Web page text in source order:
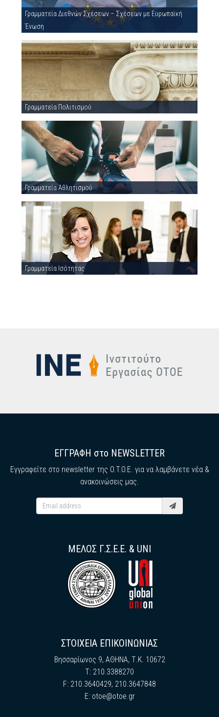
Γραμματεία Διεθνών Σχέσεων – Σχέσεων με Ευρωπαϊκή
Ένωση
Γραμματεία Πολιτισμού
Γραμματεία Αθλητισμού
Γραμματεία Ισότητας
ΕΓΓΡΑΦΗ στο NEWSLETTER
Εγγραφείτε στο newsletter της O.T.O.E. για να λαμβάνετε νέα &
ανακοινώσεις μας.
ΜΕΛΟΣ Γ.Σ.Ε.Ε. & UNI
ΣΤΟΙΧΕΙΑ ΕΠΙΚΟΙΝΩΝΙΑΣ
Βησσαρίωνος 9, ΑΘΗΝΑ, Τ.Κ. 10672
Τ: 210.3388270
F: 210.3640429, 210.3647848
E: otoe@otoe.gr